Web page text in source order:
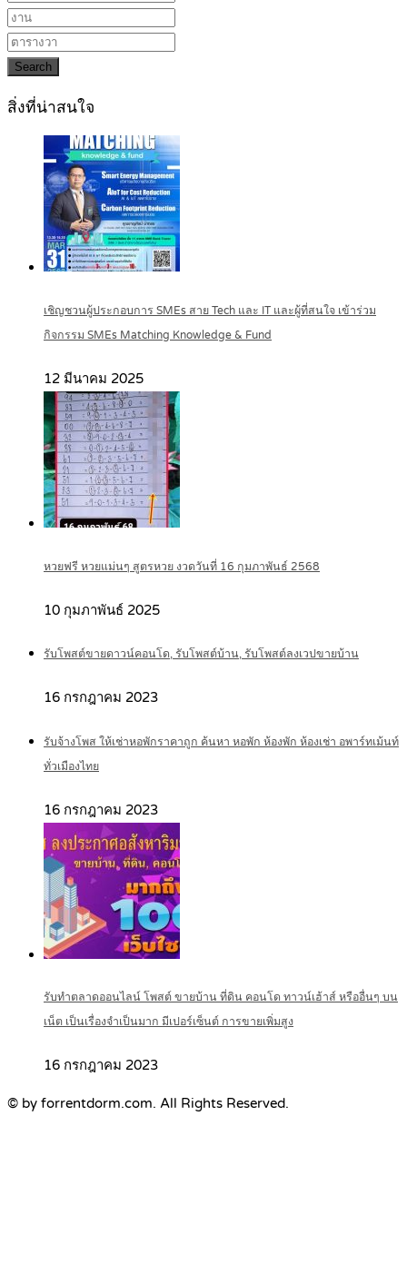
Search
สิ่งที่น่าสนใจ
เชิญชวนผู้ประกอบการ SMEs สาย Tech และ IT และผู้ที่สนใจ เข้าร่วม
กิจกรรม SMEs Matching Knowledge & Fund
12 มีนาคม 2025
หวยฟรี หวยแม่นๆ สูตรหวย งวดวันที่ 16 กุมภาพันธ์ 2568
10 กุมภาพันธ์ 2025
รับโพสต์ขายดาวน์คอนโด, รับโพสต์บ้าน, รับโพสต์ลงเวปขายบ้าน
16 กรกฎาคม 2023
รับจ้างโพส ให้เช่าหอพักราคาถูก ค้นหา หอพัก ห้องพัก ห้องเช่า อพาร์ทเม้นท์
ทั่วเมืองไทย
16 กรกฎาคม 2023
รับทำตลาดออนไลน์ โพสต์ ขายบ้าน ที่ดิน คอนโด ทาวน์เฮ้าส์ หรืออื่นๆ บน
เน็ต เป็นเรื่องจำเป็นมาก มีเปอร์เซ็นต์ การขายเพิ่มสูง
16 กรกฎาคม 2023
© by forrentdorm.com. All Rights Reserved.